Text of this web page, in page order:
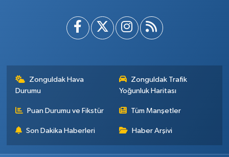
Zonguldak Hava
Durumu
Zonguldak Trafik
Yoğunluk Haritası
Puan Durumu ve Fikstür Tüm Manşetler
Son Dakika Haberleri Haber Arşivi